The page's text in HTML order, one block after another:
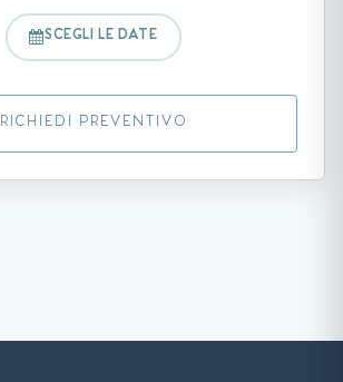
SCEGLI LE DATE
RICHIEDI PREVENTIVO